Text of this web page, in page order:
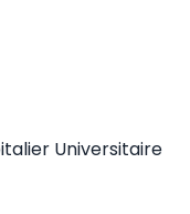
Universitaire